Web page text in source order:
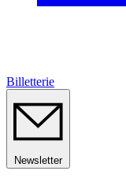
Billetterie
Newsletter